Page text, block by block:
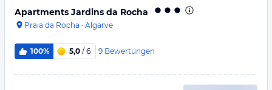
Apartments Jardins da Rocha
Praia da Rocha · Algarve
100% 5,0 / 6 9 Bewertungen